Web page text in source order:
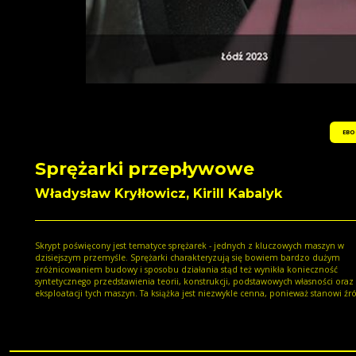
Sprężarki przepływowe
Władysław Kryłłowicz, Kirill Kabalyk
Skrypt poświęcony jest tematyce sprężarek - jednych z kluczowych maszyn w
dzisiejszym przemyśle. Sprężarki charakteryzują się bowiem bardzo dużym
zróżnicowaniem budowy i sposobu działania stąd też wynikła konieczność
syntetycznego przedstawienia teorii, konstrukcji, podstawowych własności oraz
eksploatacji tych maszyn. Ta książka jest niezwykle cenna, ponieważ stanowi